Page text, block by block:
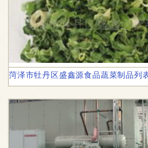
菏泽市牡丹区盛鑫源食品蔬菜制品列